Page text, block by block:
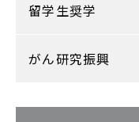
留学生奨学
がん研究振興